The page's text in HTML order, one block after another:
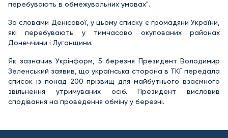
перебувають в обмежувальних умовах".
За словами Денісової, у цьому списку є громадяни України,
які перебувають у тимчасово окупованих районах
Донеччини і Луганщини.
Як зазначив Укрінформ, 5 березня Президент Володимир
Зеленський заявив, що українська сторона в ТКГ передала
список із понад 200 прізвищ для майбутнього взаємного
звільнення утримуваних осіб. Президент висловив
сподівання на проведення обміну у березні.